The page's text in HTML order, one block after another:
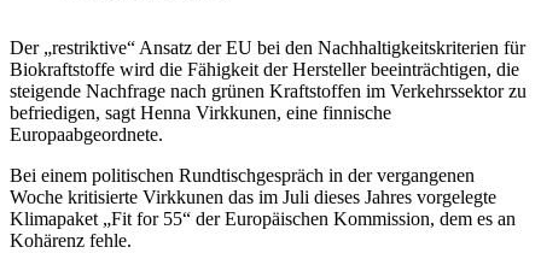
Der „restriktive“ Ansatz der EU bei den Nachhaltigkeitskriterien für
Biokraftstoffe wird die Fähigkeit der Hersteller beeinträchtigen, die
steigende Nachfrage nach grünen Kraftstoffen im Verkehrssektor zu
befriedigen, sagt Henna Virkkunen, eine finnische
Europaabgeordnete.
Bei einem politischen Rundtischgespräch in der vergangenen
Woche kritisierte Virkkunen das im Juli dieses Jahres vorgelegte
Klimapaket „Fit for 55“ der Europäischen Kommission, dem es an
Kohärenz fehle.